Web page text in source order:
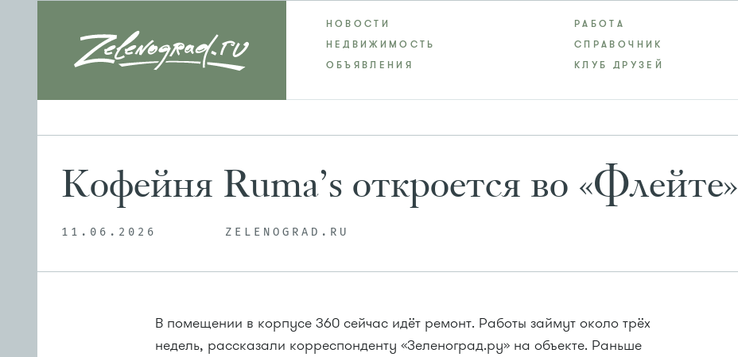
НОВОСТИ
РАБОТА
НЕДВИЖИМОСТЬ
СПРАВОЧНИК
ОБЪЯВЛЕНИЯ
КЛУБ ДРУЗЕЙ
Кофейня Ruma’s откроется во «Флейте»
11.06.2026 ZELENOGRAD.RU
В помещении в корпусе 360 сейчас идёт ремонт. Работы займут около трёх
недель, рассказали корреспонденту «Зеленоград.ру» на объекте. Раньше